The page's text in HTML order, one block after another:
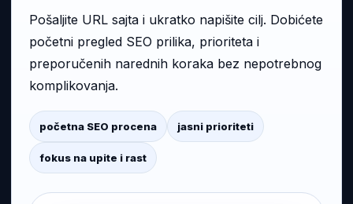
Pošaljite URL sajta i ukratko napišite cilj. Dobićete
početni pregled SEO prilika, prioriteta i
preporučenih narednih koraka bez nepotrebnog
komplikovanja.
početna SEO procena jasni prioriteti
fokus na upite i rast